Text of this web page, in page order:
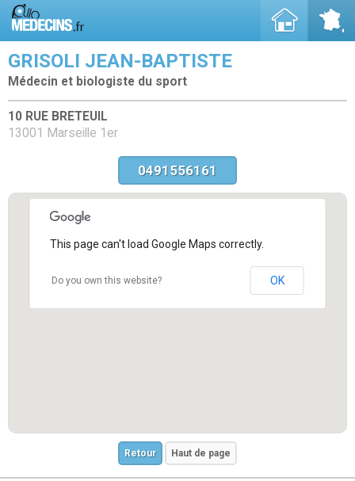
GRISOLI JEAN-BAPTISTE
Médecin et biologiste du sport
10 RUE BRETEUIL
13001 Marseille 1er
0491556161
This page can't load Google Maps correctly.
Do you own this website? OK
Retour Haut de page